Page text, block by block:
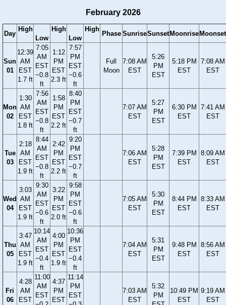
February 2026
Day
High
Low
High
Low
High
Phase SunriseSunset Moonrise Moonset
Sun
01
12:39
AM
EST
1.7 ft
7:05
AM
EST
−0.8
ft
1:12
PM
EST
2.3 ft
7:57
PM
EST
−0.6
ft
Full
Moon
7:08 AM
EST
5:26
PM
EST
5:18 PM
EST
7:08 AM
EST
Mon
02
1:30
AM
EST
1.8 ft
7:56
AM
EST
−0.8
ft
1:58
PM
EST
2.2 ft
8:40
PM
EST
−0.7
ft
7:07 AM
EST
5:27
PM
EST
6:30 PM
EST
7:41 AM
EST
Tue
03
2:18
AM
EST
1.9 ft
8:44
AM
EST
−0.8
ft
2:42
PM
EST
2.2 ft
9:20
PM
EST
−0.7
ft
7:06 AM
EST
5:28
PM
EST
7:39 PM
EST
8:09 AM
EST
Wed
04
3:03
AM
EST
1.9 ft
9:30
AM
EST
−0.6
ft
3:22
PM
EST
2.0 ft
9:58
PM
EST
−0.6
ft
7:05 AM
EST
5:30
PM
EST
8:44 PM
EST
8:33 AM
EST
Thu
05
3:47
AM
EST
1.9 ft
10:14
AM
EST
−0.4
ft
4:00
PM
EST
1.9 ft
10:36
PM
EST
−0.4
ft
7:04 AM
EST
5:31
PM
EST
9:48 PM
EST
8:56 AM
EST
Fri
06
4:28
AM
EST
11:00
AM
EST
4:37
PM
EST
11:14
PM
EST
7:03 AM
EST
5:32
PM
10:49 PM
EST
9:19 AM
EST